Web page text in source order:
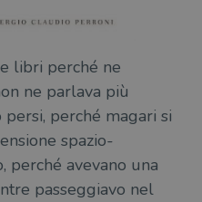
libri perché ne
ne parlava più
perché magari si
spazio-
perché avevano una
passeggiavo nel